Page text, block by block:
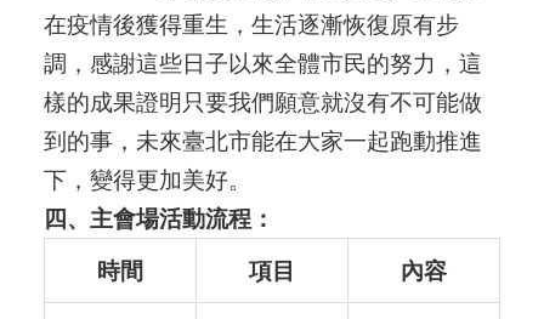
在疫情後獲得重生，生活逐漸恢復原有步
調，感謝這些日子以來全體市民的努力，這
樣的成果證明只要我們願意就沒有不可能做
到的事，未來臺北市能在大家一起跑動推進
下，變得更加美好。
四、主會場活動流程：
時間
項目 內容